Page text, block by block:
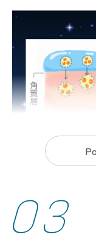
愛され続けて10年。
「朝のハリ感を実感
「もっと贅沢なうる
多くのお客さまのお
みへ―。
ついに誕生した新し
03